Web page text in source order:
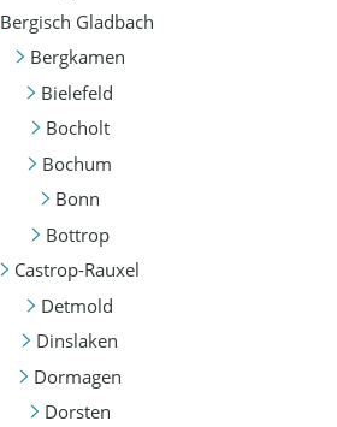
Bergisch Gladbach
Bergkamen
Bielefeld
Bocholt
Bochum
Bonn
Bottrop
Castrop-Rauxel
Detmold
Dinslaken
Dormagen
Dorsten